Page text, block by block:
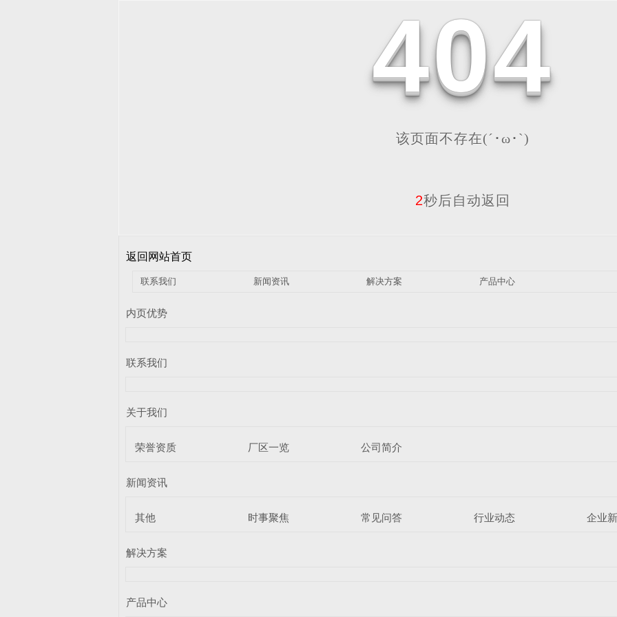
404
该页面不存在(´･ω･`)
2秒后自动返回
返回网站首页
联系我们 新闻资讯 解决方案 产品中心
内页优势
联系我们
关于我们
荣誉资质 厂区一览 公司简介
新闻资讯
其他 时事聚焦 常见问答 行业动态 企业
解决方案
产品中心